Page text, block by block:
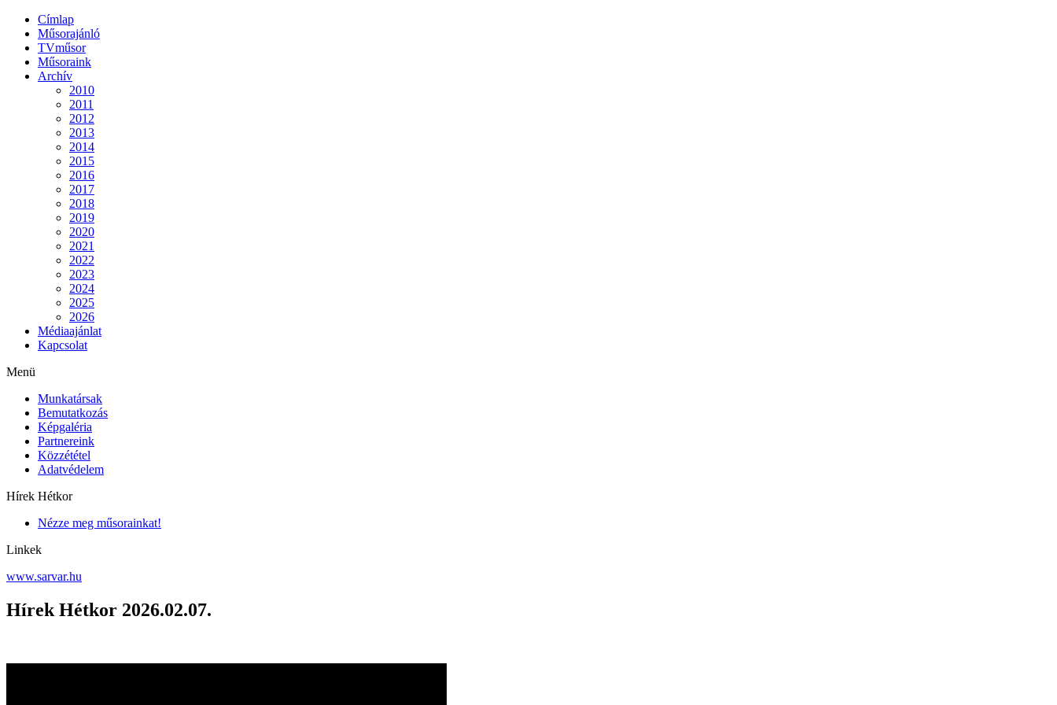
Címlap
Műsorajánló
TVműsor
Műsoraink
Archív
2010
2011
2012
2013
2014
2015
2016
2017
2018
2019
2020
2021
2022
2023
2024
2025
2026
Médiaajánlat
Kapcsolat
Menü
Munkatársak
Bemutatkozás
Képgaléria
Partnereink
Közzététel
Adatvédelem
Hírek Hétkor
Nézze meg műsorainkat!
Linkek
www.sarvar.hu
Hírek Hétkor 2026.02.07.